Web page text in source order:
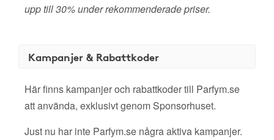
upp till 30% under rekommenderade priser.
Kampanjer & Rabattkoder
Här finns kampanjer och rabattkoder till Parfym.se
att använda, exklusivt genom Sponsorhuset.
Just nu har inte Parfym.se några aktiva kampanjer.